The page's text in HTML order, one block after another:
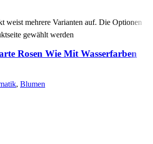
weist mehrere Varianten auf. Die Optionen
gewählt werden
Rosen Wie Mit Wasserfarben
, Blumen